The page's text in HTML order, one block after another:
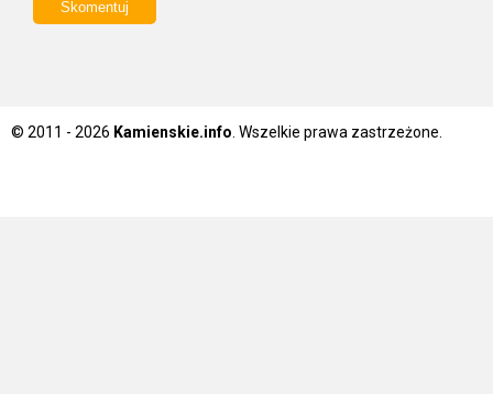
© 2011 - 2026 Kamienskie.info . Wszelkie prawa zastrzeżone.